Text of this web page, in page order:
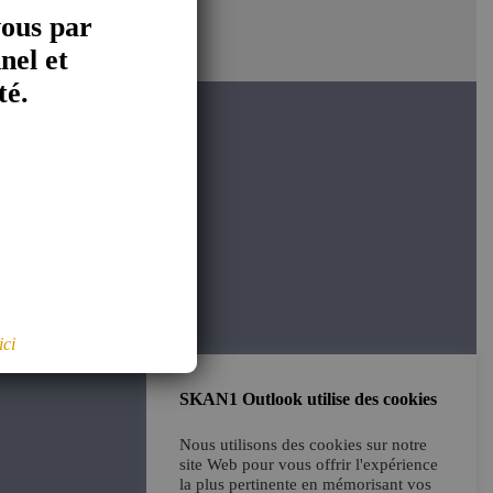
SKAN1 Outlook utilise des cookies
Nous utilisons des cookies sur notre
site Web pour vous offrir l'expérience
la plus pertinente en mémorisant vos
par
et